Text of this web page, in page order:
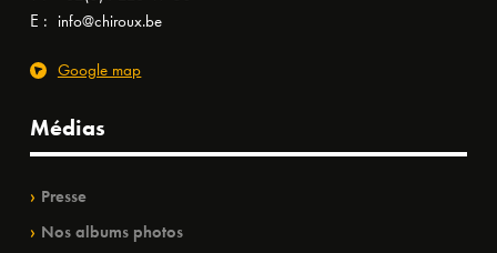
E : info@chiroux.be
Google map
Médias
Presse
Nos albums photos